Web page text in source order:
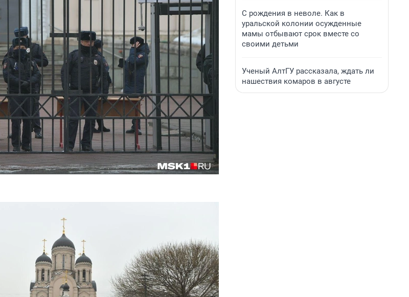
С рождения в неволе. Как в
уральской колонии осужденные
мамы отбывают срок вместе со
своими детьми
Ученый АлтГУ рассказала, ждать ли
нашествия комаров в августе